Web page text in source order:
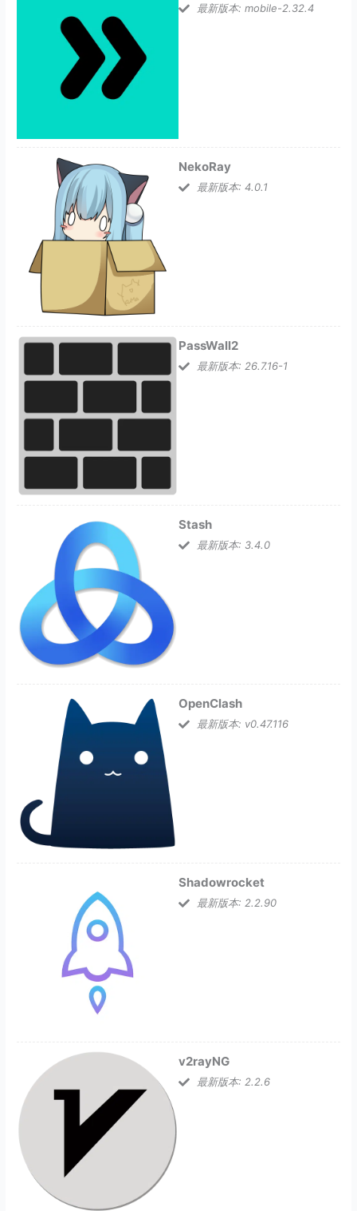
最新版本: mobile-2.32.4
NekoRay
最新版本: 4.0.1
PassWall2
最新版本: 26.7.16-1
Stash
最新版本: 3.4.0
OpenClash
最新版本: v0.47.116
Shadowrocket
最新版本: 2.2.90
v2rayNG
最新版本: 2.2.6